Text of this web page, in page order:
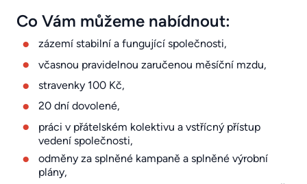
Co Vám můžeme nabídnout:
zázemí stabilní a fungující společnosti,
včasnou pravidelnou zaručenou měsíční mzdu,
stravenky 100 Kč,
20 dní dovolené,
práci v přátelském kolektivu a vstřícný přístup
vedení společnosti,
odměny za splněné kampaně a splněné výrobní
plány,